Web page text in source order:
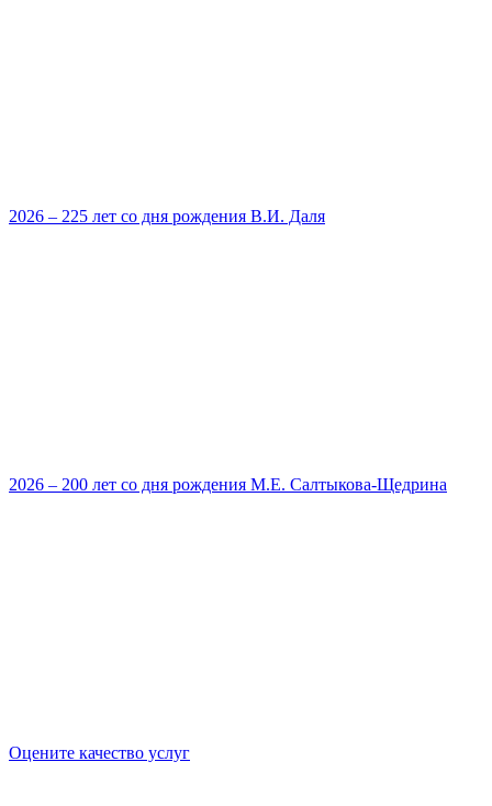
2026 – 225 лет со дня рождения В.И. Даля
2026 – 200 лет со дня рождения М.Е. Салтыкова-Щедрина
Оцените качество услуг